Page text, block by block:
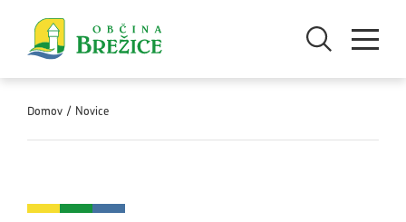
Odpri iskanjeOdpri meni
Domov / Novice